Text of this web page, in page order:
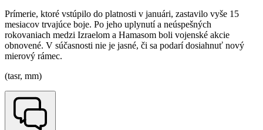
Prímerie, ktoré vstúpilo do platnosti v januári, zastavilo vyše 15
mesiacov trvajúce boje. Po jeho uplynutí a neúspešných
rokovaniach medzi Izraelom a Hamasom boli vojenské akcie
obnovené. V súčasnosti nie je jasné, či sa podarí dosiahnuť nový
mierový rámec.
(tasr, mm)